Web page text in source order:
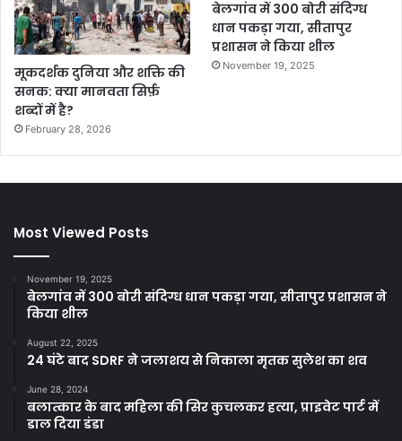
मूकदर्शक दुनिया और शक्ति की
सनक: क्या मानवता सिर्फ़
शब्दों में है?
February 28, 2026
बेलगांव में 300 बोरी संदिग्ध
धान पकड़ा गया, सीतापुर
प्रशासन ने किया शील
November 19, 2025
Most Viewed Posts
November 19, 2025
बेलगांव में 300 बोरी संदिग्ध धान पकड़ा गया, सीतापुर प्रशासन ने
किया शील
August 22, 2025
24 घंटे बाद SDRF ने जलाशय से निकाला मृतक सुलेश का शव
June 28, 2024
बलात्कार के बाद महिला की सिर कुचलकर हत्या, प्राइवेट पार्ट में
डाल दिया डंडा